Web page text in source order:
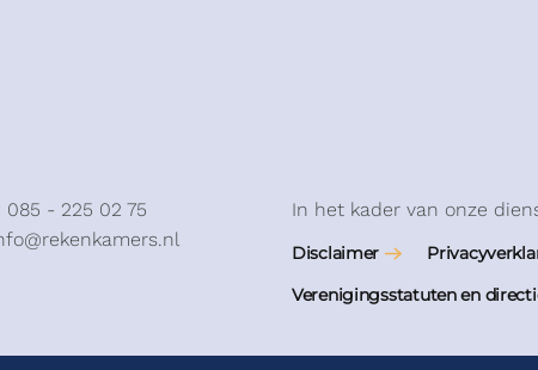
085 - 225 02 75
In het kader van onze
Disclaimer
Verenigingsstatuten en